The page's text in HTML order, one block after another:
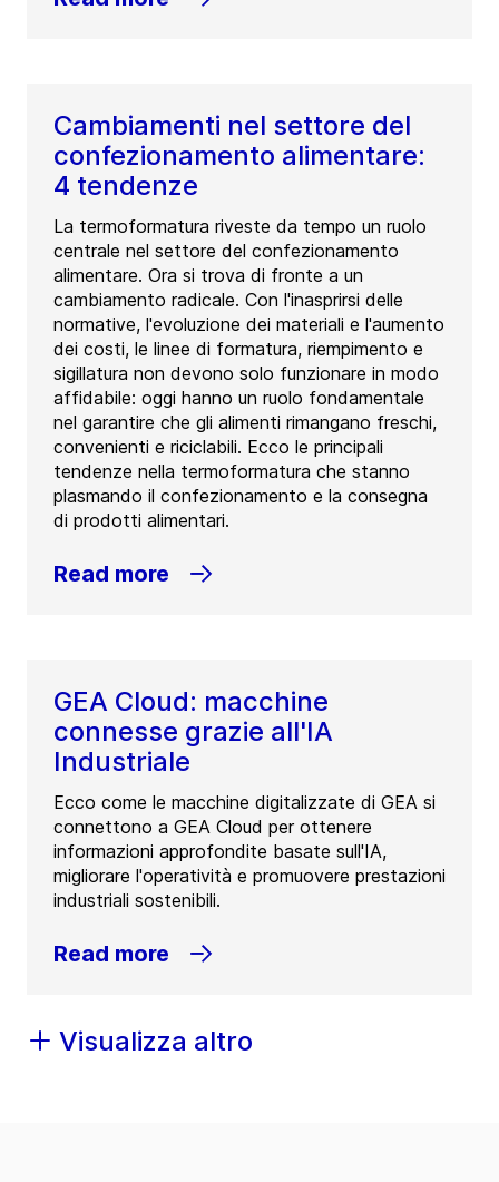
Cambiamenti nel settore del
confezionamento alimentare:
4 tendenze
La termoformatura riveste da tempo un ruolo
centrale nel settore del confezionamento
alimentare. Ora si trova di fronte a un
cambiamento radicale. Con l'inasprirsi delle
normative, l'evoluzione dei materiali e l'aumento
dei costi, le linee di formatura, riempimento e
sigillatura non devono solo funzionare in modo
affidabile: oggi hanno un ruolo fondamentale
nel garantire che gli alimenti rimangano freschi,
convenienti e riciclabili. Ecco le principali
tendenze nella termoformatura che stanno
plasmando il confezionamento e la consegna
di prodotti alimentari.
Read more
GEA Cloud: macchine
connesse grazie all'IA
Industriale
Ecco come le macchine digitalizzate di GEA si
connettono a GEA Cloud per ottenere
informazioni approfondite basate sull'IA,
migliorare l'operatività e promuovere prestazioni
industriali sostenibili.
Read more
Visualizza altro